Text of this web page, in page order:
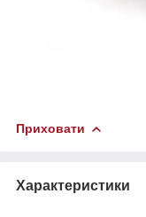
Приховати
Характеристики